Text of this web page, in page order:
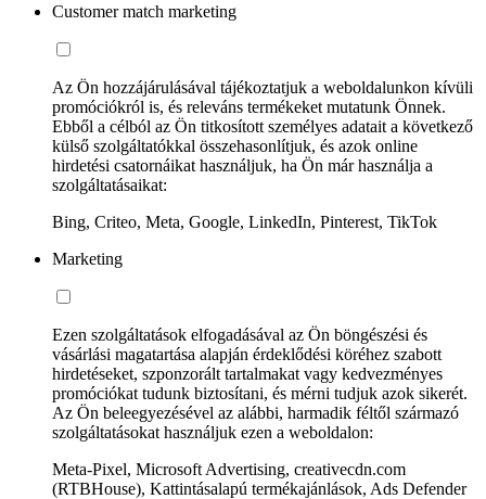
Customer match marketing
Az Ön hozzájárulásával tájékoztatjuk a weboldalunkon kívüli
promóciókról is, és releváns termékeket mutatunk Önnek.
Ebből a célból az Ön titkosított személyes adatait a következő
külső szolgáltatókkal összehasonlítjuk, és azok online
hirdetési csatornáikat használjuk, ha Ön már használja a
szolgáltatásaikat:
Bing, Criteo, Meta, Google, LinkedIn, Pinterest, TikTok
Marketing
Ezen szolgáltatások elfogadásával az Ön böngészési és
vásárlási magatartása alapján érdeklődési köréhez szabott
hirdetéseket, szponzorált tartalmakat vagy kedvezményes
promóciókat tudunk biztosítani, és mérni tudjuk azok sikerét.
Az Ön beleegyezésével az alábbi, harmadik féltől származó
szolgáltatásokat használjuk ezen a weboldalon:
Meta-Pixel, Microsoft Advertising, creativecdn.com
(RTBHouse), Kattintásalapú termékajánlások, Ads Defender